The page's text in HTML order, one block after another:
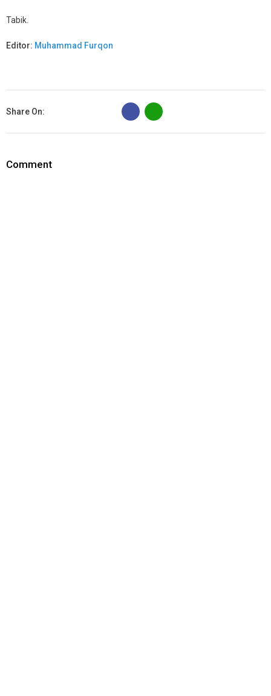
Tabik.
Editor: Muhammad Furqon
Share On:
B
Comment